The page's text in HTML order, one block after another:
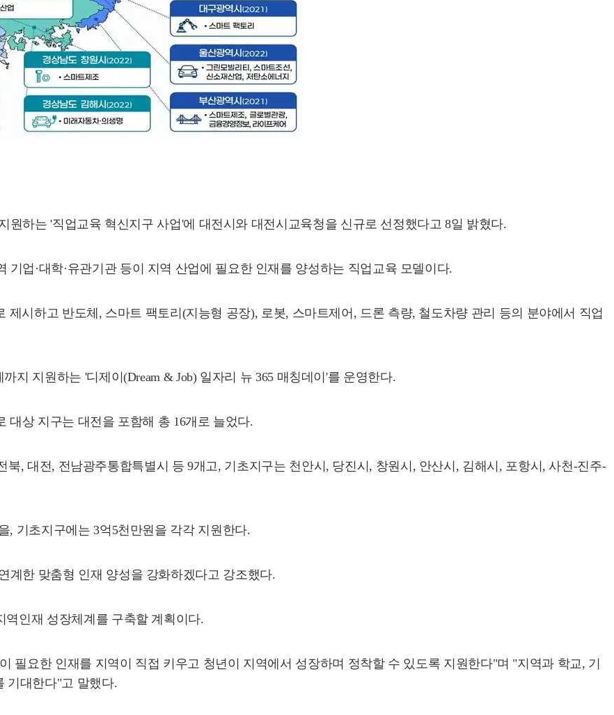
하는 '직업교육 혁신지구 사업'에 대전시와 대전시교육청을 신규로 선정했다고 8일 밝혔다.
업·대학·유관기관 등이 지역 산업에 필요한 인재를 양성하는 직업교육 모델이다.
시하고 반도체, 스마트 팩토리(지능형 공장), 로봇, 스마트제어, 드론 측량, 철도차량 관리 등의 분야에서 직업
지 지원하는 '디제이(Dream & Job) 일자리 뉴 365 매칭데이'를 운영한다.
대상 지구는 대전을 포함해 총 16개로 늘었다.
, 대전, 전남광주통합특별시 등 9개고, 기초지구는 천안시, 당진시, 창원시, 안산시, 김해시, 포항시, 사천-진주-
, 기초지구에는 3억5천만원을 각각 지원한다.
계한 맞춤형 인재 양성을 강화하겠다고 강조했다.
인재 성장체계를 구축할 계획이다.
필요한 인재를 지역이 직접 키우고 청년이 지역에서 성장하며 정착할 수 있도록 지원한다"며 "지역과 학교, 기
기대한다"고 말했다.